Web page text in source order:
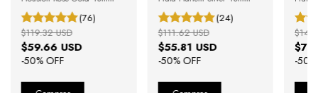
(76)
$59.66 USD
-50% OFF
$119.32 USD
(24)
$55.81 USD
-50% OFF
$111.62 USD
40mm
-50